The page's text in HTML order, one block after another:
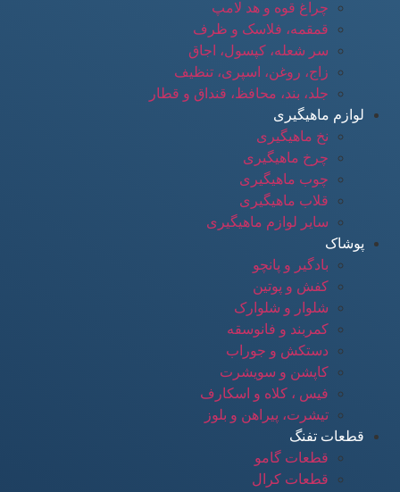
چراغ قوه و هد لامپ
قمقمه، فلاسک و ظرف
سر شعله، کپسول، اجاق
زاج، روغن، اسپری، تنظیف
جلد، بند، محافظ، قنداق و قطار
لوازم ماهیگیری
نخ ماهیگیری
چرخ ماهیگیری
چوب ماهیگیری
قلاب ماهیگیری
سایر لوازم ماهیگیری
پوشاک
بادگیر و پانچو
کفش و پوتین
شلوار و شلوارک
کمربند و فانوسقه
دستکش و جوراب
کاپشن و سویشرت
فیس ، کلاه و اسکارف
تیشرت، پیراهن و بلوز
قطعات تفنگ
قطعات گامو
قطعات کرال